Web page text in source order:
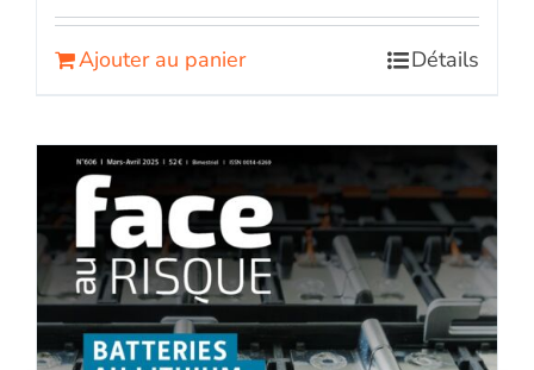
Ajouter au panier Détails